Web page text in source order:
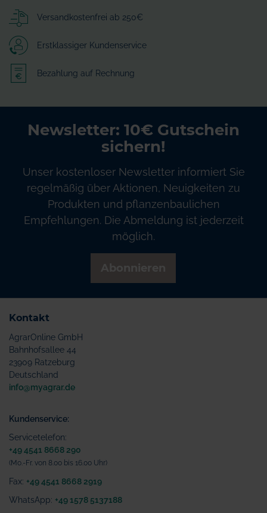
Versandkostenfrei ab 250€
Erstklassiger Kundenservice
Bezahlung auf Rechnung
Newsletter: 10€ Gutschein
sichern!
Unser kostenloser Newsletter informiert Sie
regelmäßig über Aktionen, Neuigkeiten zu
Produkten und pflanzenbaulichen
Empfehlungen. Die Abmeldung ist jederzeit
möglich.
Kontakt
AgrarOnline GmbH
Bahnhofsallee 44
23909 Ratzeburg
Deutschland
info@myagrar.de
Kundenservice:
Servicetelefon:
+49 4541 8668 290
(Mo.-Fr. von 8.00 bis 16.00 Uhr)
Fax: +49 4541 8668 2919
WhatsApp: +49 1578 5137188